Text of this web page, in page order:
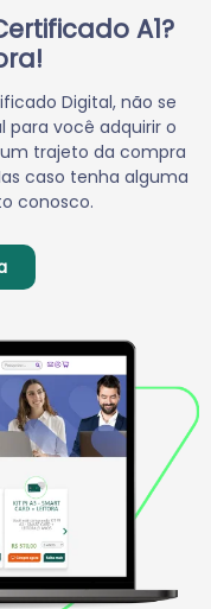
A1?
Digital, não se
para você adquirir o
trajeto da compra
caso tenha alguma
conosco.